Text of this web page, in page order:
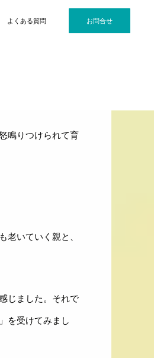
よくある質問 お問合せ
鳴りつけられて育
老いていく親と、
じました。それで
を受けてみまし